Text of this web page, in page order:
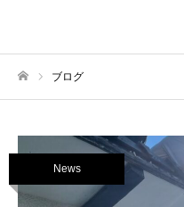
ブログ
News